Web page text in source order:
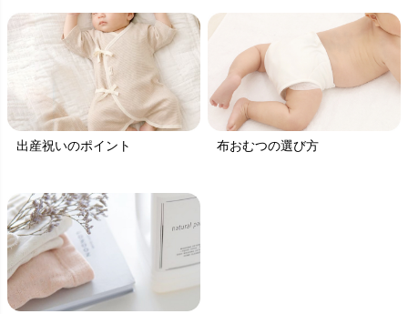
出産祝いのポイント 布おむつの選び方